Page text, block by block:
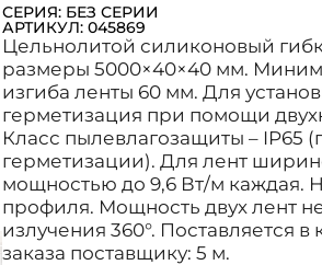
СЕРИЯ: БЕЗ СЕРИИ
АРТИКУЛ: 045869
Цельнолитой силиконовый
размеры 5000×40×40 мм.
изгиба ленты 60 мм. Для
герметизация при помощи
Класс пылевлагозащиты – IP65
герметизации). Для лент
мощностью до 9,6 Вт/м каждая.
профиля. Мощность двух лент
излучения 360°. Поставляется в
заказа поставщику: 5 м.